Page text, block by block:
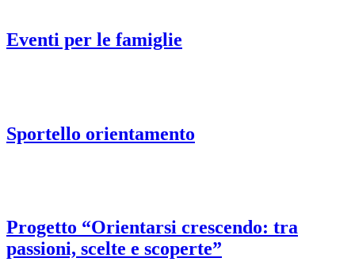
Eventi per le famiglie
Sportello orientamento
Progetto “Orientarsi crescendo: tra
passioni, scelte e scoperte”